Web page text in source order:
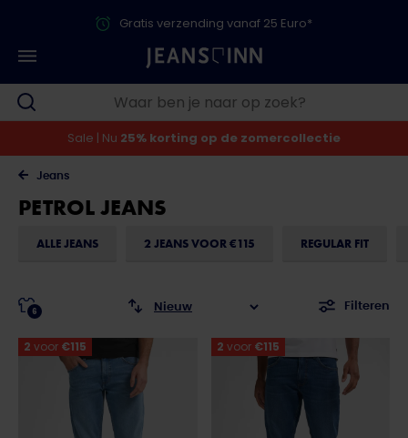
Gratis verzending vanaf 25 Euro*
Sale | Nu 25% korting op de zomercollectie
Jeans
PETROL JEANS
ALLE JEANS 2 JEANS VOOR €115 REGULAR FIT
Filteren
6
2 voor €115 2 voor €115